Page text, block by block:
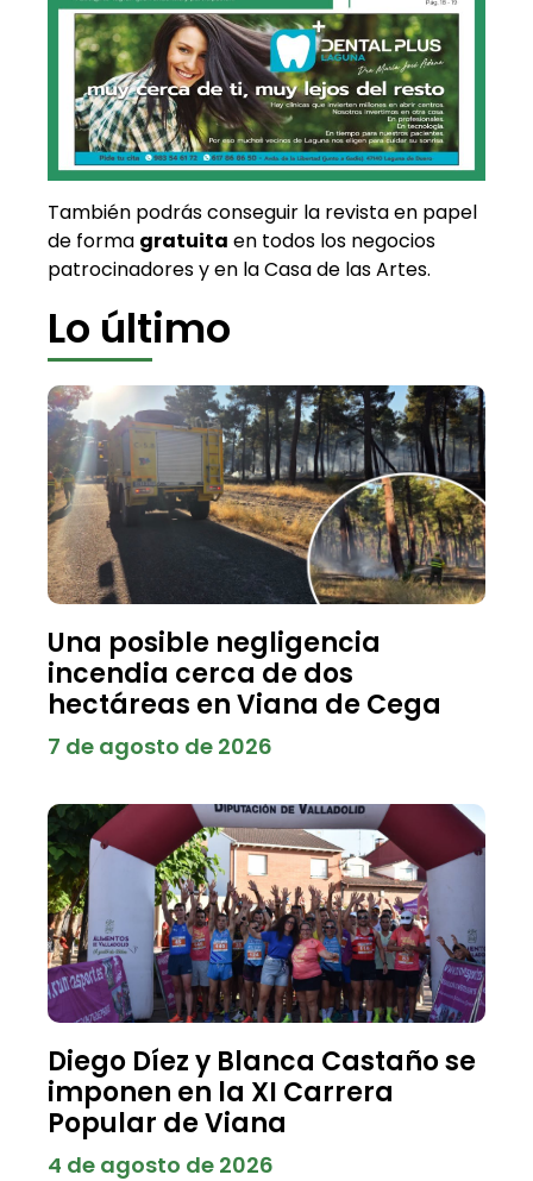
También podrás conseguir la revista en papel
de forma gratuita en todos los negocios
patrocinadores y en la Casa de las Artes.
Lo último
Una posible negligencia
incendia cerca de dos
hectáreas en Viana de Cega
7 de agosto de 2026
Diego Díez y Blanca Castaño se
imponen en la XI Carrera
Popular de Viana
4 de agosto de 2026